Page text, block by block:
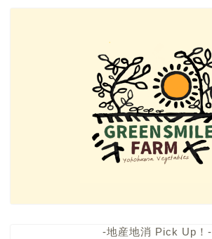
-地産地消 Pick Up！-